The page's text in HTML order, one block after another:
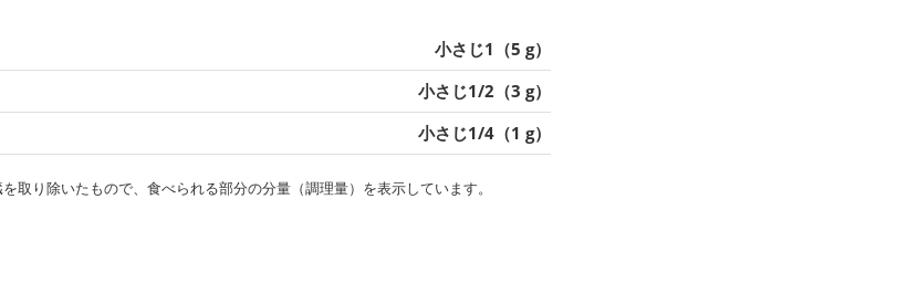
小さじ1（5 g）
小さじ1/2（3 g）
小さじ1/4（1 g）
取り除いたもので、食べられる部分の分量（調理量）を表示しています。